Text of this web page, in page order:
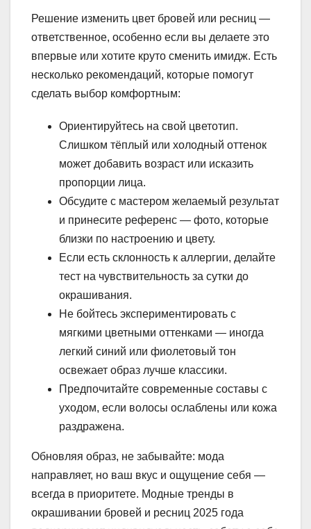
Решение изменить цвет бровей или ресниц —
ответственное, особенно если вы делаете это
впервые или хотите круто сменить имидж. Есть
несколько рекомендаций, которые помогут
сделать выбор комфортным:
Ориентируйтесь на свой цветотип.
Слишком тёплый или холодный оттенок
может добавить возраст или исказить
пропорции лица.
Обсудите с мастером желаемый результат
и принесите референс — фото, которые
близки по настроению и цвету.
Если есть склонность к аллергии, делайте
тест на чувствительность за сутки до
окрашивания.
Не бойтесь экспериментировать с
мягкими цветными оттенками — иногда
легкий синий или фиолетовый тон
освежает образ лучше классики.
Предпочитайте современные составы с
уходом, если волосы ослаблены или кожа
раздражена.
Обновляя образ, не забывайте: мода
направляет, но ваш вкус и ощущение себя —
всегда в приоритете. Модные тренды в
окрашивании бровей и ресниц 2025 года